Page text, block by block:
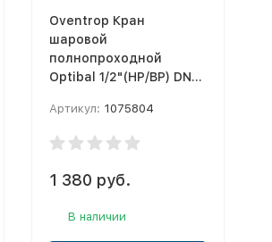
Oventrop Кран
шаровой
полнопроходной
Optibal 1/2"(НР/ВР) DN-
латунь,
никелированный, с
ниппелем и НГ
Артикул: 1075804
1 380 руб.
В наличии